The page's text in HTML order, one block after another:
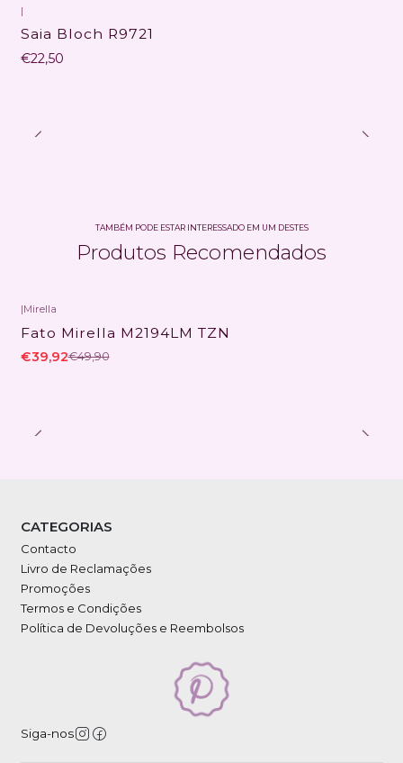
|
Saia Bloch R9721
€22,50
TAMBÉM PODE ESTAR INTERESSADO EM UM DESTES
Produtos Recomendados
|Mirella
Fato Mirella M2194LM TZN
€39,92€49,90
CATEGORIAS
Contacto
Livro de Reclamações
Promoções
Termos e Condições
Política de Devoluções e Reembolsos
Siga-nos